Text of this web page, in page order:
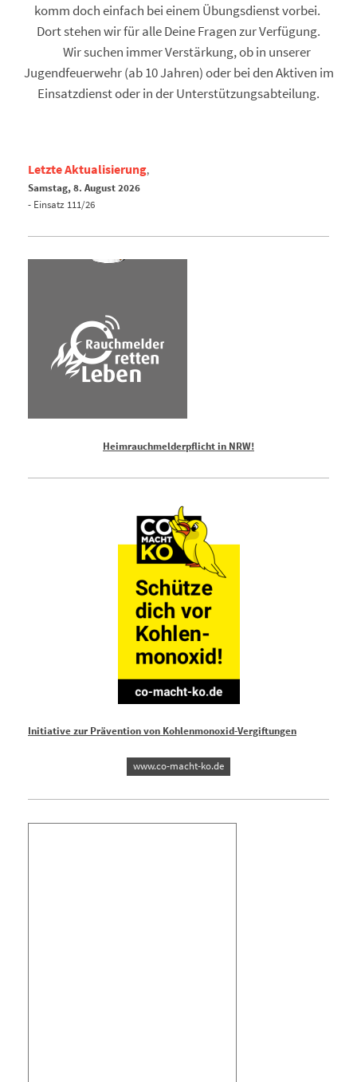
komm doch einfach bei einem Übungsdienst vorbei.
Dort stehen wir für alle Deine Fragen zur Verfügung.
Wir suchen immer Verstärkung, ob in unserer
Jugendfeuerwehr (ab 10 Jahren) oder bei den Aktiven im
Einsatzdienst oder in der Unterstützungsabteilung.
Letzte Aktualisierung,
Samstag, 8. August2026
- Einsatz 111/26
Heimrauchmelderpflicht in NRW!
Initiative zur Prävention von Kohlenmonoxid-Vergiftungen
www.co-macht-ko.de